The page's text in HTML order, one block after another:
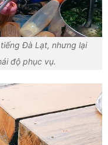
Đà Lạt, nhưng lại
độ phục vụ.